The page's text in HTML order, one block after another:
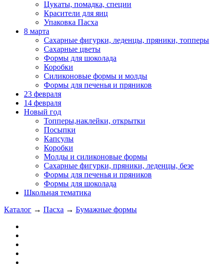
Цукаты, помадка, специи
Красители для яиц
Упаковка Пасха
8 марта
Сахарные фигурки, леденцы, пряники, топперы
Сахарные цветы
Формы для шоколада
Коробки
Силиконовые формы и молды
Формы для печенья и пряников
23 февраля
14 февраля
Новый год
Топперы,наклейки, открытки
Посыпки
Капсулы
Коробки
Молды и силиконовые формы
Сахарные фигурки, пряники, леденцы, безе
Формы для печенья и пряников
Формы для шоколада
Школьная тематика
Каталог → Пасха → Бумажные формы